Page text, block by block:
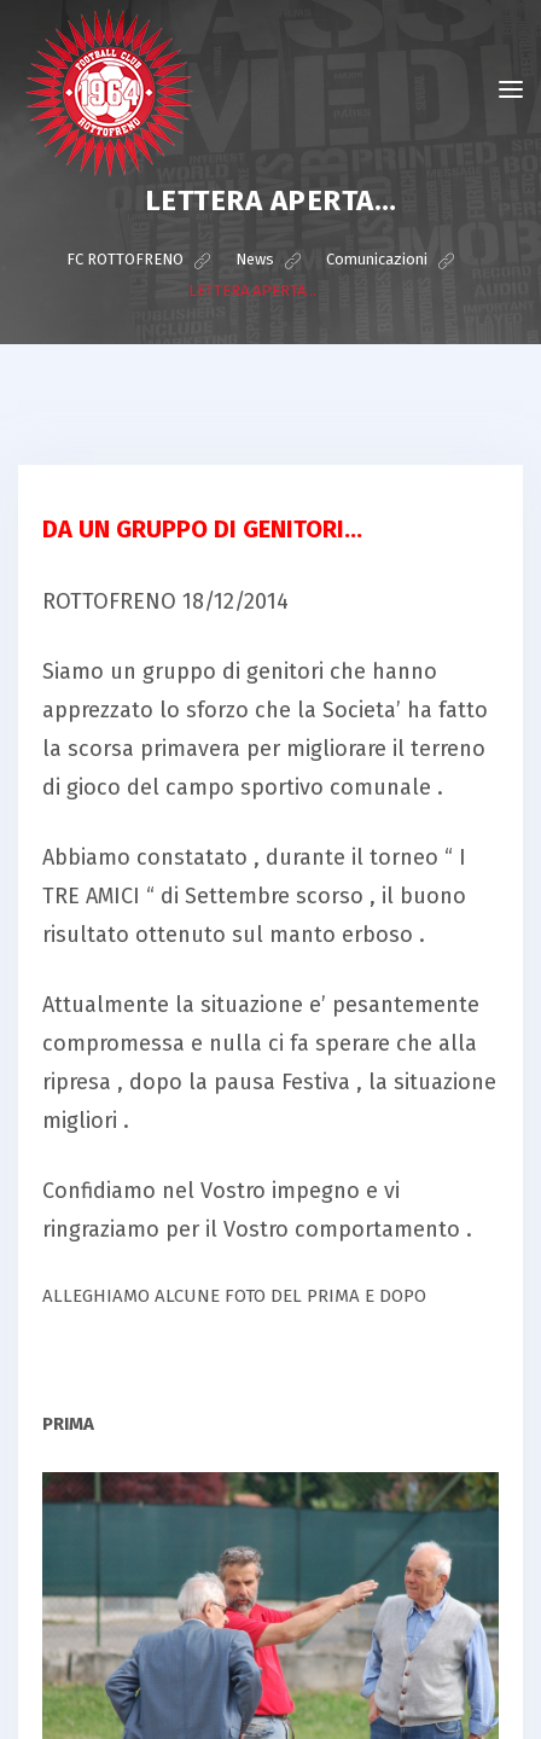
LETTERA APERTA…
FC ROTTOFRENO News Comunicazioni
LETTERA APERTA…
DA UN GRUPPO DI GENITORI…
ROTTOFRENO 18/12/2014
Siamo un gruppo di genitori che hanno
apprezzato lo sforzo che la Societa’ ha fatto
la scorsa primavera per migliorare il terreno
di gioco del campo sportivo comunale .
Abbiamo constatato , durante il torneo “ I
TRE AMICI “ di Settembre scorso , il buono
risultato ottenuto sul manto erboso .
Attualmente la situazione e’ pesantemente
compromessa e nulla ci fa sperare che alla
ripresa , dopo la pausa Festiva , la situazione
migliori .
Confidiamo nel Vostro impegno e vi
ringraziamo per il Vostro comportamento .
ALLEGHIAMO ALCUNE FOTO DEL PRIMA E DOPO
PRIMA